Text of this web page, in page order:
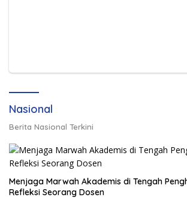
Nasional
Berita Nasional Terkini
Menjaga Marwah Akademis di Tengah
Refleksi Seorang Dosen